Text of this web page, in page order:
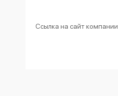
Ссылка на сайт компании